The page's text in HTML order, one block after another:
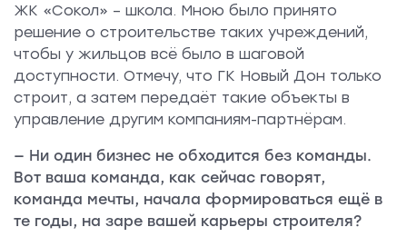
ЖК «Сокол» – школа. Мною было принято
решение о строительстве таких учреждений,
чтобы у жильцов всё было в шаговой
доступности. Отмечу, что ГК Новый Дон только
строит, а затем передаёт такие объекты в
управление другим компаниям-партнёрам.
— Ни один бизнес не обходится без команды.
Вот ваша команда, как сейчас говорят,
команда мечты, начала формироваться ещё в
те годы, на заре вашей карьеры строителя?